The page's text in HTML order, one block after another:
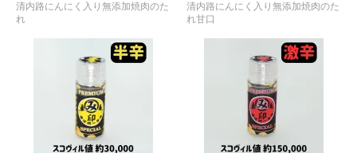
清内路にんにく入り無添加焼肉のた
れ
清内路にんにく入り無添加焼肉のた
れ甘口